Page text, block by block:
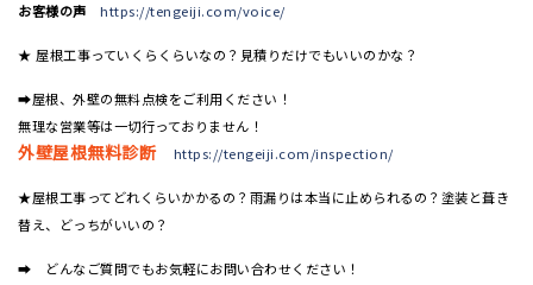
お客様の声
https://tengeiji.com/voice/
★ 屋根工事っていくらくらいなの？見積りだけでもいいのかな？
➡屋根、外壁の無料点検をご利用ください！
無理な営業等は一切行っておりません！
外壁屋根無料診断 https://tengeiji.com/inspection/
★屋根工事ってどれくらいかかるの？雨漏りは本当に止められるの？塗装と葺き
替え、どっちがいいの？
➡ どんなご質問でもお気軽にお問い合わせください！